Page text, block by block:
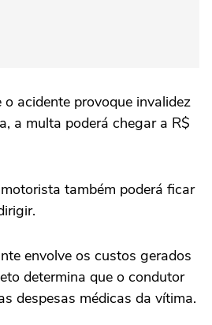
o acidente provoque invalidez
a multa poderá chegar a R$
também poderá ficar
envolve os custos gerados
determina que o condutor
despesas médicas da vítima.